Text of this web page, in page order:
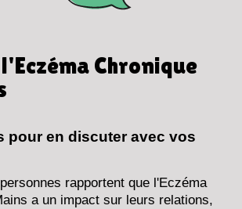
Chronique
pour en discuter avec vos
rapportent que l'Eczéma
a un impact sur leurs relations,